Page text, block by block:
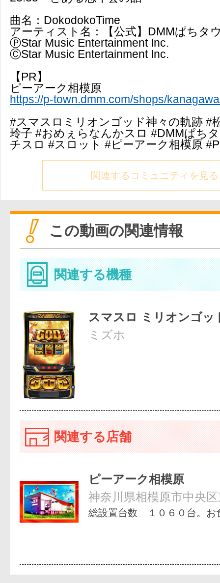
曲名：DokodokoTime
アーティスト名：【公式】DMMぱちタ
ⓅStar Music Entertainment Inc.
ⒸStar Music Entertainment Inc.
【PR】
ピーアーク相模原
https://p-town.dmm.com/shops/
#スマスロミリオンゴッド神々の軌跡 #
玲子 #おめぇらなんかスロ #DMMぱち
チスロ #スロット #ピーアーク相模原
関連するコミュニティを見る
この動画の関連情報
関連する機種
スマスロ ミリオンゴ
ミズホ
関連する店舗
ピーアーク相模原
神奈川県相模原市中央
総設置台数 １０６０台。お